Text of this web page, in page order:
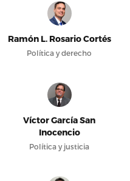
Ramón L. Rosario Cortés
Política y derecho
Víctor García San
Inocencio
Política y justicia